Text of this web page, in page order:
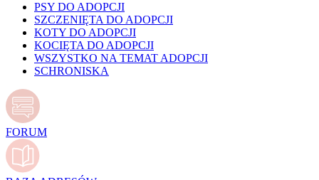
PSY DO ADOPCJI
SZCZENIĘTA DO ADOPCJI
KOTY DO ADOPCJI
KOCIĘTA DO ADOPCJI
WSZYSTKO NA TEMAT ADOPCJI
SCHRONISKA
FORUM